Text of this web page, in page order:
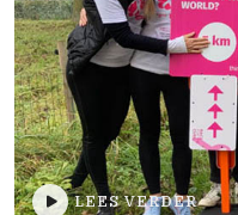
LEES VERDER